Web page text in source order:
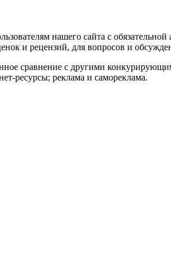
нашего сайта с
и рецензий, для вопросов и
сравнение с другими
ресурсы; реклама и самореклама.